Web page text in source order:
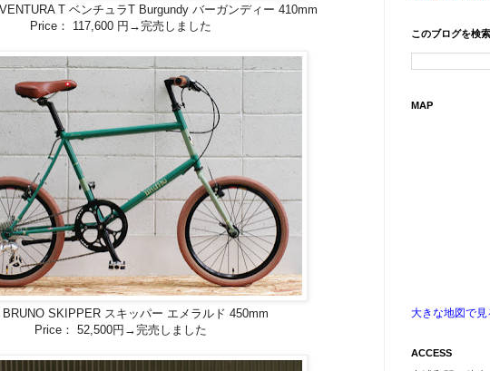
T ベンチュラT Burgundy バーガンディー 410mm
Price： 117,600 円→完売しました
BRUNO SKIPPER スキッパー エメラルド 450mm
Price： 52,500円→完売しました
このブログを検索
MAP
大きな地図で見
ACCESS